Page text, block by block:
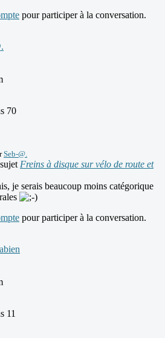
pour participer à la conversation.
70
Seb-@.
Freins à disque sur vélo de route et
je serais beaucoup moins catégorique
pour participer à la conversation.
11